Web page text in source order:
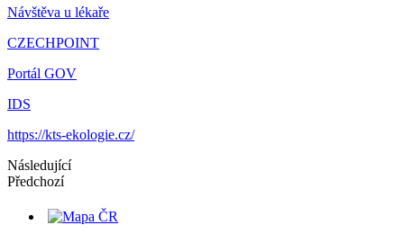
Návštěva u lékaře
CZECHPOINT
Portál GOV
IDS
https://kts-ekologie.cz/
Následující
Předchozí